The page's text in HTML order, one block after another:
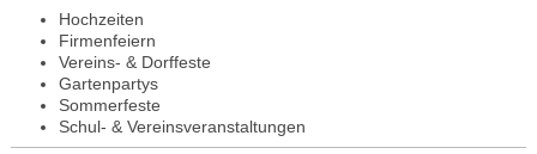
Hochzeiten
Firmenfeiern
Vereins- & Dorffeste
Gartenpartys
Sommerfeste
Schul- & Vereinsveranstaltungen